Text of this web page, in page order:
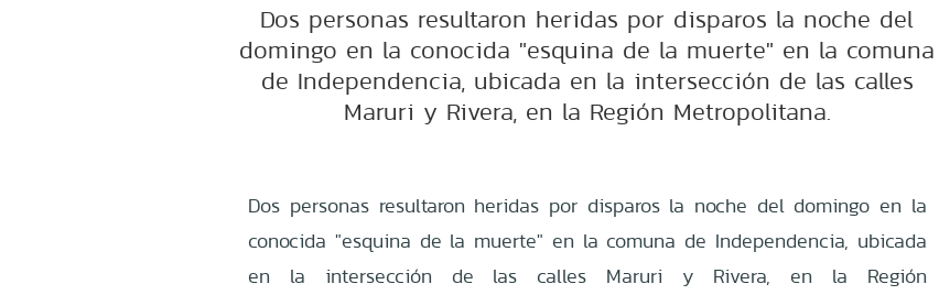
Dos personas resultaron heridas por disparos la noche del
domingo en la conocida "esquina de la muerte" en la comuna
de Independencia, ubicada en la intersección de las calles
Maruri y Rivera, en la Región Metropolitana.
Dos personas resultaron heridas por disparos la noche del domingo en la
conocida "esquina de la muerte" en la comuna de Independencia, ubicada
en la intersección de las calles Maruri y Rivera, en la Región